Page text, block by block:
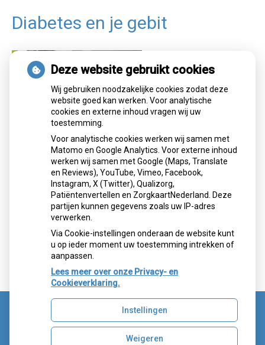
Diabetes en je gebit
Lees meer...
Aangesloten bij:
Uw Zorg Online|Beheer
Deze website gebruikt cookies
Wij gebruiken noodzakelijke cookies zodat deze
website goed kan werken. Voor analytische
cookies en externe inhoud vragen wij uw
toestemming.
Voor analytische cookies werken wij samen met
Matomo en Google Analytics. Voor externe inhoud
werken wij samen met Google (Maps, Translate
en Reviews), YouTube, Vimeo, Facebook,
Instagram, X (Twitter), Qualizorg,
Patiëntenvertellen en ZorgkaartNederland. Deze
partijen kunnen gegevens zoals uw IP-adres
verwerken.
Via Cookie-instellingen onderaan de website kunt
u op ieder moment uw toestemming intrekken of
aanpassen.
Lees meer over onze Privacy- en
Cookieverklaring.
Instellingen
Weigeren